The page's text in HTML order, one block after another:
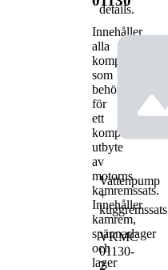
Innehåller
alla
komponenter
som
behövs
för
ett
komplett
utbyte
av
motorns
kamremssats.
Innehåller
kamrem,
spännarlager
och
lager
details.
Vattenpump
+
kuggremssats
VKMC
01130-
2